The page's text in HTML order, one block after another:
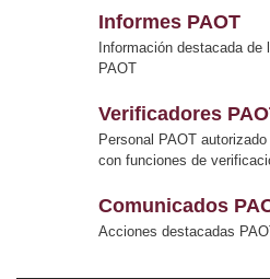
Informes PAOT
Información destacada de
PAOT
Verificadores
Personal PAOT autorizado
con funciones de
Comunicados
Acciones destacadas